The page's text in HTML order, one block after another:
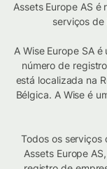
Assets Europe AS
serviços
A Wise Europe SA
número de
está localizada na
Bélgica. A Wise é
Todos os serviços
Assets Europe